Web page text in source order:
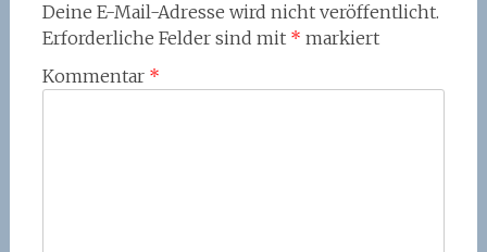
Deine E-Mail-Adresse wird nicht veröffentlicht.
Erforderliche Felder sind mit * markiert
Kommentar *